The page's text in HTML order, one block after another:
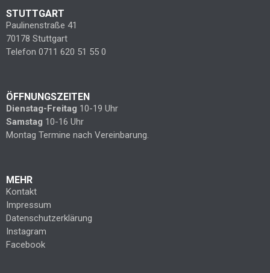
STUTTGART
Paulinenstraße 41
70178 Stuttgart
Telefon 0711 620 51 55 0
ÖFFNUNGSZEITEN
Dienstag-Freitag 10-19 Uhr
Samstag 10-16 Uhr
Montag Termine nach Vereinbarung.
MEHR
Kontakt
Impressum
Datenschutzerklärung
Instagram
Facebook